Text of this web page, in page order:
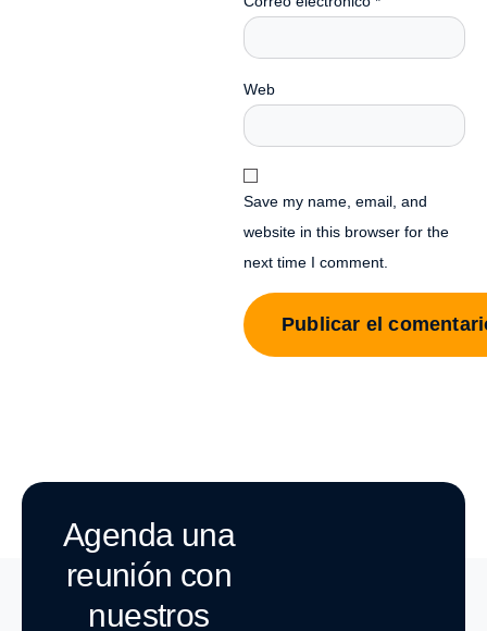
Web
Save my name, email, and
website in this browser for the
next time I comment.
Agenda una
reunión con
nuestros